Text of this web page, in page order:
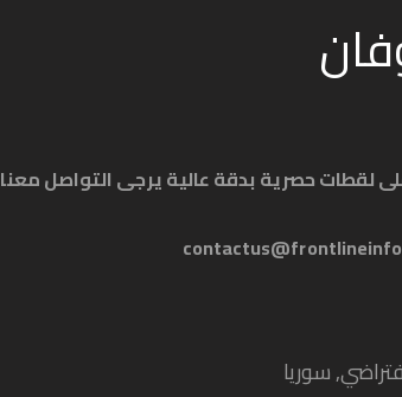
لقطات حصرية بدقة عالية يرجى التواصل معنا
,سوريا